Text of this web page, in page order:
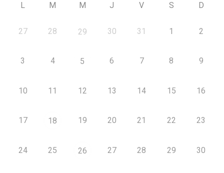
L M M J V S D
27 28 29 30 31 1 2
3 4 5 6 7 8 9
10 11 12 13 14 15 16
17 18 19 20 21 22 23
24 25 26 27 28 29 30